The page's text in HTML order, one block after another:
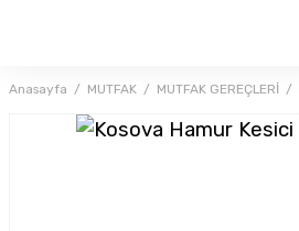
Anasayfa MUTFAK MUTFAK GEREÇLERİ